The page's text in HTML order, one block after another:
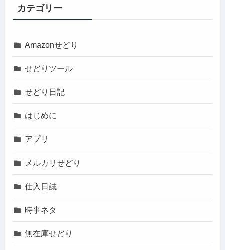
カテゴリー
Amazonせどり
せどりツール
せどり日記
はじめに
アプリ
メルカリせどり
仕入日誌
時事ネタ
無在庫せどり